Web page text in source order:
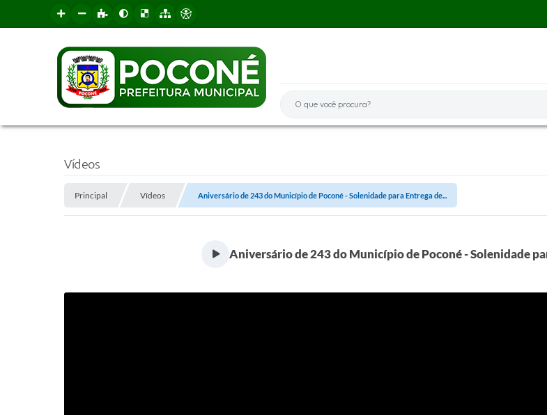
O que você procura?
Vídeos
Principal Vídeos Aniversário de 243 do Município de Poconé - Solenidade para Entrega de...
Aniversário de 243 do Município de Poconé - Solenidade